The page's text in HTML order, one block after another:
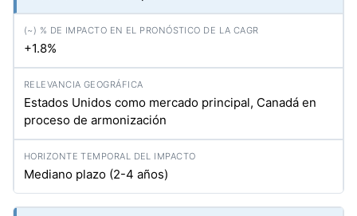
+1.8%
Estados Unidos como mercado principal, Canadá en
proceso de armonización
Mediano plazo (2-4 años)